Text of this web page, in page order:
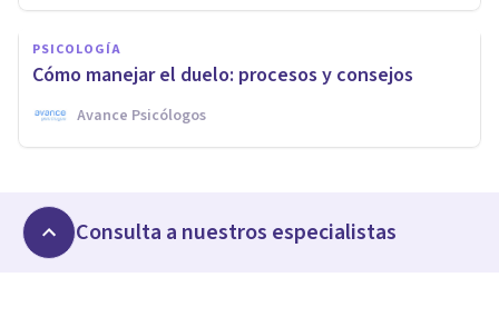
PSICOLOGÍA
Cómo manejar el duelo: procesos y consejos
Avance Psicólogos
Consulta a nuestros especialistas